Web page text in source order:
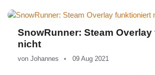
SnowRunner: Steam
nicht
von Johannes 09 Aug 2021